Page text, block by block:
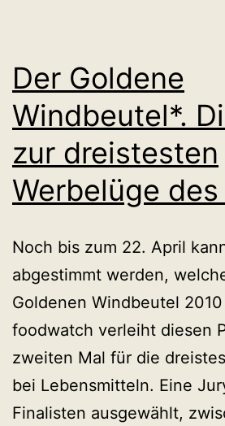
Der Goldene
Windbeutel*.
zur dreistesten
Werbelüge
Noch bis zum 22. April
abgestimmt werden,
Goldenen Windbeutel
foodwatch verleiht diesen
zweiten Mal für die
bei Lebensmitteln. Eine
Finalisten ausgewählt,